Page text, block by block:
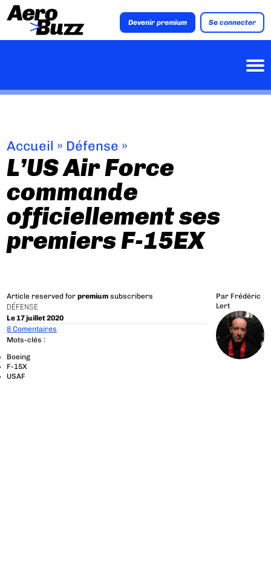
Devenir premium Se connecter
Accueil » Défense »
L’US Air Force
commande
officiellement ses
premiers F-15EX
Article reserved forpremium subscribers
DÉFENSE
Le 17 juillet 2020
Par Frédéric
Lert
8 Comentaires
Mots-clés :
Boeing
F-15X
USAF